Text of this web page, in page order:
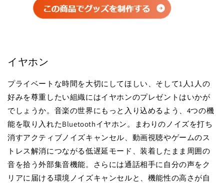
イヤホン
プライベートな時間を大切にしてほしい、そして1人1人の
好みを尊重したい組織にはイヤホンのプレゼントはいかが
でしょうか。音楽の世界にもっと入り込めるよう、4つの機
能を取り入れたBluetoothイヤホン。まわりのノイズを打ち
消すアクティブノイズキャンセル、動画視聴やゲームのス
トレス解消につながる低遅延モード、装着したまま周囲の
音を拾う外部集音機能。さらには通話相手に自分の声をク
リアに届ける環境ノイズキャンセルと、機能性の高さが自